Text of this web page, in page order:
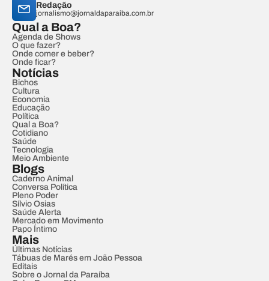
Redação
jornalismo@jornaldaparaiba.com.br
Qual a Boa?
Agenda de Shows
O que fazer?
Onde comer e beber?
Onde ficar?
Notícias
Bichos
Cultura
Economia
Educação
Política
Qual a Boa?
Cotidiano
Saúde
Tecnologia
Meio Ambiente
Blogs
Caderno Animal
Conversa Política
Pleno Poder
Sílvio Osias
Saúde Alerta
Mercado em Movimento
Papo Íntimo
Mais
Últimas Notícias
Tábuas de Marés em João Pessoa
Editais
Sobre o Jornal da Paraíba